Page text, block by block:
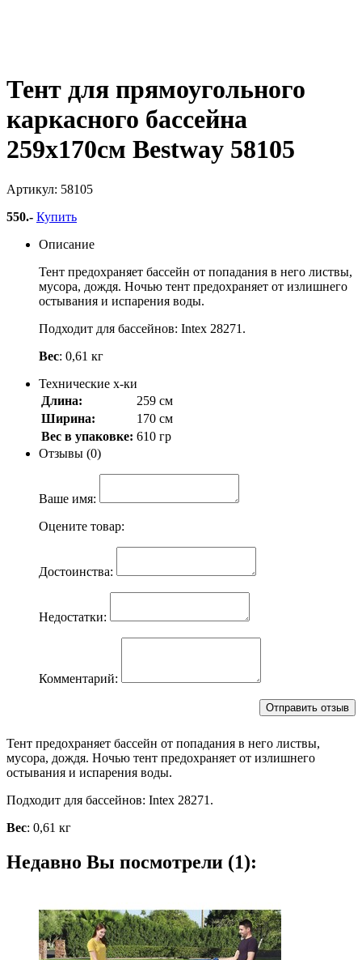
Тент для прямоугольного
каркасного бассейна
259х170см Bestway 58105
Артикул: 58105
550.- Купить
Описание
Тент предохраняет бассейн от попадания в него листвы,
мусора, дождя. Ночью тент предохраняет от излишнего
остывания и испарения воды.
Подходит для бассейнов: Intex 28271 .
Вес: 0,61 кг
Технические х-ки
Длина:
259 см
Ширина:
170 см
Вес в упаковке: 610 гр
Отзывы (0)
Ваше имя:
Оцените товар:
Достоинства:
Недостатки:
Комментарий:
Тент предохраняет бассейн от попадания в него листвы,
мусора, дождя. Ночью тент предохраняет от излишнего
остывания и испарения воды.
Подходит для бассейнов: Intex 28271 .
Вес: 0,61 кг
Недавно Вы посмотрели (1):